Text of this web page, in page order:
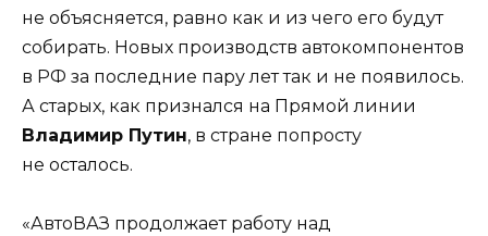
не объясняется, равно как и из чего его будут
собирать. Новых производств автокомпонентов
в РФ за последние пару лет так и не появилось.
А старых, как признался на Прямой линии
Владимир Путин, в стране попросту
не осталось.
«АвтоВАЗ продолжает работу над